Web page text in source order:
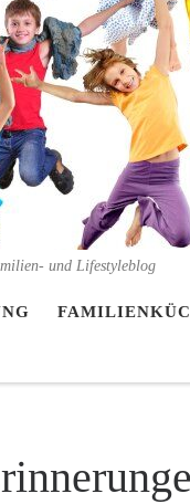
und Lifestyleblog